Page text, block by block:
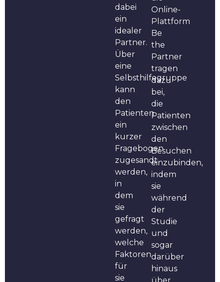
dabei
ein
idealer
Partner.
Über
eine
Selbsthilfegruppe
kann
den
Patienten
ein
kurzer
Fragebogen
zugesandt
werden,
in
dem
sie
gefragt
werden,
welche
Faktoren
für
sie
Online-
Plattform
Be
the
Partner
tragen
dazu
bei,
die
Patienten
zwischen
den
Besuchen
einzubinden,
indem
sie
während
der
Studie
und
sogar
darüber
hinaus